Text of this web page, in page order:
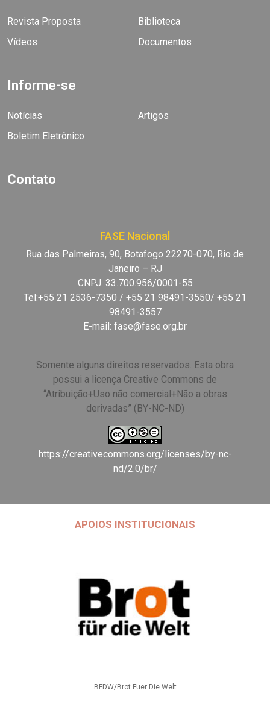
Revista Proposta
Biblioteca
Vídeos
Documentos
Informe-se
Notícias
Artigos
Boletim Eletrônico
Contato
FASE Nacional
Rua das Palmeiras, 90, Botafogo 22270-070, Rio de
Janeiro – RJ
CNPJ: 33.700.956/0001-55
Tel:+55 21 2536-7350 / +55 21 98491-3550/ +55 21
98491-3557
E-mail: fase@fase.org.br
Somente alguns direitos reservados. Esta obra
possui a licença Creative Commons de
“Atribuição+Uso não comercial+Não a obras
derivadas” (BY-NC-ND)
https://creativecommons.org/licenses/by-nc-
nd/2.0/br/
APOIOS INSTITUCIONAIS
BFDW/Brot Fuer Die Welt